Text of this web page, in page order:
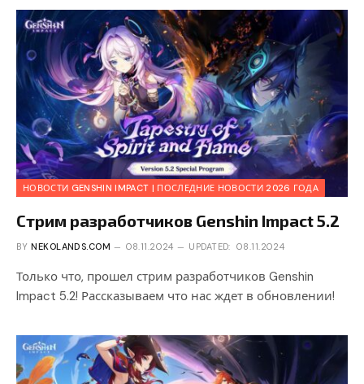
НОВОСТИ GENSHIN IMPACT | ПОСЛЕДНИЕ НОВОСТИ 2026 ГОДА
Стрим разработчиков Genshin Impact 5.2
BY NEKOLANDS.COM 08.11.2024 UPDATED: 08.11.2024
Только что, прошел стрим разработчиков Genshin
Impact 5.2! Рассказываем что нас ждет в обновлении!